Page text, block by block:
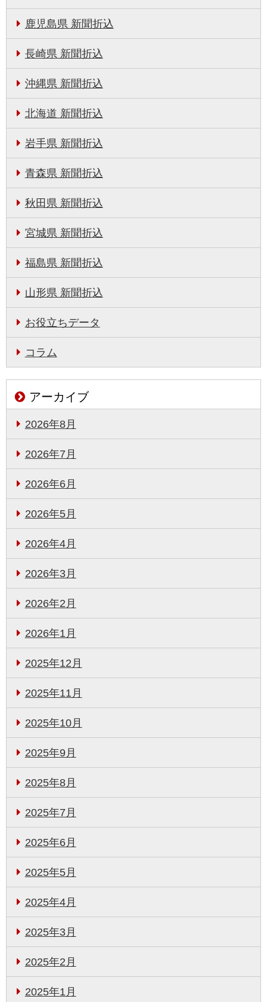
鹿児島県 新聞折込
長崎県 新聞折込
沖縄県 新聞折込
北海道 新聞折込
岩手県 新聞折込
青森県 新聞折込
秋田県 新聞折込
宮城県 新聞折込
福島県 新聞折込
山形県 新聞折込
お役立ちデータ
コラム
アーカイブ
2026年8月
2026年7月
2026年6月
2026年5月
2026年4月
2026年3月
2026年2月
2026年1月
2025年12月
2025年11月
2025年10月
2025年9月
2025年8月
2025年7月
2025年6月
2025年5月
2025年4月
2025年3月
2025年2月
2025年1月